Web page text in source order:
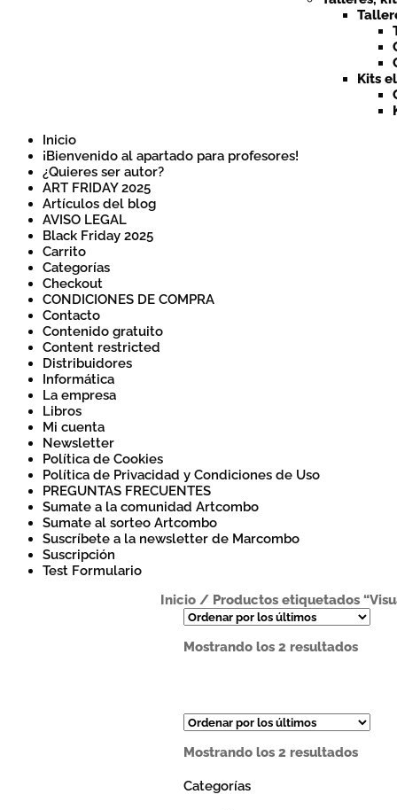
Kits
Inicio
¡Bienvenido al apartado para profesores!
¿Quieres ser autor?
ART FRIDAY 2025
Artículos del blog
AVISO LEGAL
Black Friday 2025
Carrito
Categorías
Checkout
CONDICIONES DE COMPRA
Contacto
Contenido gratuito
Content restricted
Distribuidores
Informática
La empresa
Libros
Mi cuenta
Newsletter
Política de Cookies
Política de Privacidad y Condiciones de Uso
PREGUNTAS FRECUENTES
Sumate a la comunidad Artcombo
Sumate al sorteo Artcombo
Suscríbete a la newsletter de Marcombo
Suscripción
Test Formulario
Inicio/ Productos etiquetados
Mostrando los 2 resultados
Mostrando los 2 resultados
Categorías